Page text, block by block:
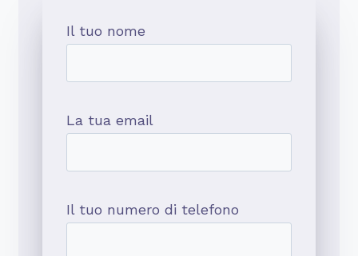
Il tuo nome
La tua email
Il tuo numero di telefono